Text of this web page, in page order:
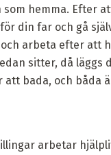
som hemma. Efter
din far och gå
arbeta efter att
sitter, då läggs
att bada, och båda
arbetar